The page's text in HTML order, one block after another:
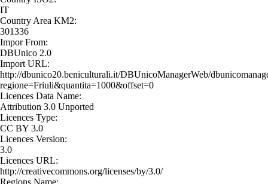
IT
Country Area KM2:
301336
Impor From:
DBUnico 2.0
Import URL:
http://dbunico20.beniculturali.it/DBUnicoManagerWeb/
regione=Friuli&quantita=1000&offset=0
Licences Data Name:
Attribution 3.0 Unported
Licences Type:
CC BY 3.0
Licences Version:
3.0
Licences URL:
http://creativecommons.org/licenses/by/3.0/